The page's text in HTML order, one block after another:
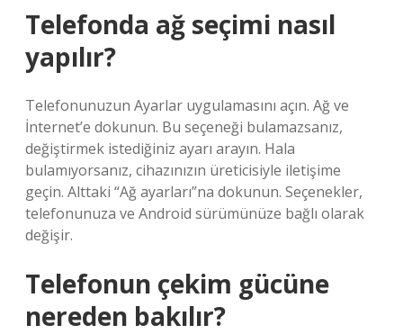
Telefonda ağ seçimi nasıl
yapılır?
Telefonunuzun Ayarlar uygulamasını açın. Ağ ve
İnternet’e dokunun. Bu seçeneği bulamazsanız,
değiştirmek istediğiniz ayarı arayın. Hala
bulamıyorsanız, cihazınızın üreticisiyle iletişime
geçin. Alttaki “Ağ ayarları”na dokunun. Seçenekler,
telefonunuza ve Android sürümünüze bağlı olarak
değişir.
Telefonun çekim gücüne
nereden bakılır?